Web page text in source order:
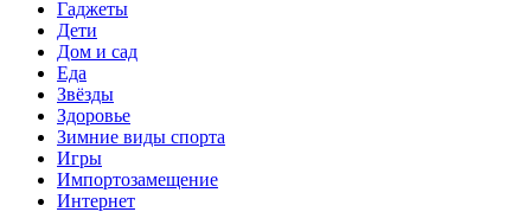
Гаджеты
Дети
Дом и сад
Еда
Звёзды
Здоровье
Зимние виды спорта
Игры
Импортозамещение
Интернет